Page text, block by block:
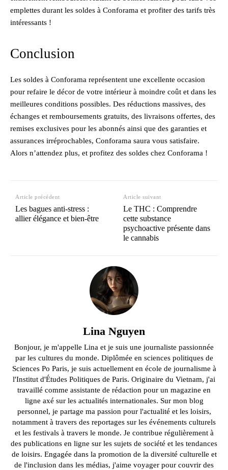
emplettes durant les soldes à Conforama et profiter des tarifs très
intéressants !
Conclusion
Les soldes à Conforama représentent une excellente occasion
pour refaire le décor de votre intérieur à moindre coût et dans les
meilleures conditions possibles. Des réductions massives, des
échanges et remboursements gratuits, des livraisons offertes, des
remises exclusives pour les abonnés ainsi que des garanties et
assurances irréprochables, Conforama saura vous satisfaire.
Alors n’attendez plus, et profitez des soldes chez Conforama !
Article précédent
Les bagues anti-stress :
allier élégance et bien-être
Article suivant
Le THC : Comprendre
cette substance
psychoactive présente dans
le cannabis
Lina Nguyen
Bonjour, je m'appelle Lina et je suis une journaliste passionnée
par les cultures du monde. Diplômée en sciences politiques de
Sciences Po Paris, je suis actuellement en école de journalisme à
l'Institut d'Études Politiques de Paris. Originaire du Vietnam, j'ai
travaillé comme assistante de rédaction pour un magazine en
ligne axé sur les actualités internationales. Sur mon blog
personnel, je partage ma passion pour l'actualité et les loisirs,
notamment à travers des reportages sur les événements culturels
et les festivals à travers le monde. Je contribue régulièrement à
des publications en ligne sur les sujets de société et les tendances
de loisirs. Engagée dans la promotion de la diversité culturelle et
de l'inclusion dans les médias, j'aime voyager pour couvrir des